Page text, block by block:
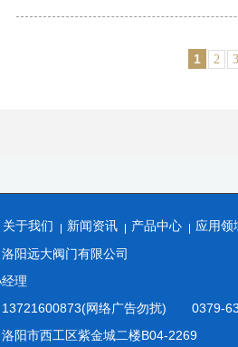
1 2 3
关于我们 新闻资讯 产品中心 应用领
阳远大阀门有限公司
理
13721600873(网络广告勿扰) 0379-
阳市西工区紫金城二楼B04-2269